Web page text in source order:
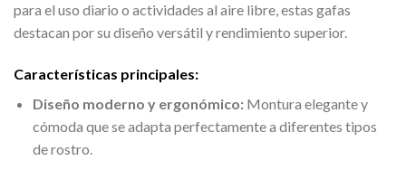
para el uso diario o actividades al aire libre, estas gafas
destacan por su diseño versátil y rendimiento superior.
Características principales:
Diseño moderno y ergonómico:Montura elegante y
cómoda que se adapta perfectamente a diferentes tipos
de rostro.